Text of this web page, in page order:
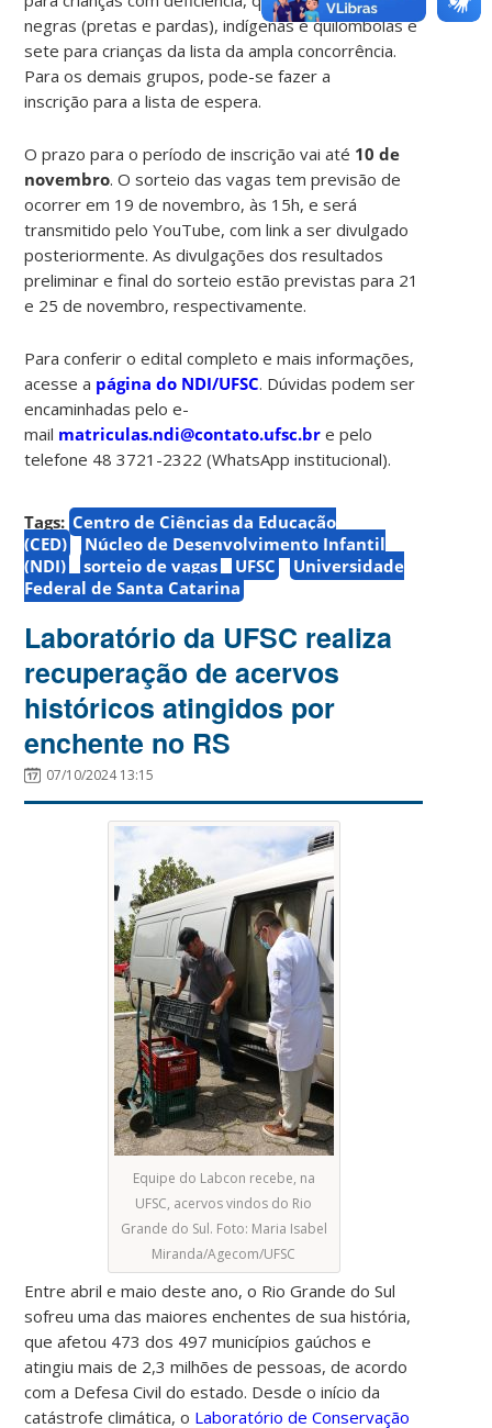
negras (pretas e pardas), indígenas e quilombolas e
sete para crianças da lista da ampla concorrência.
Para os demais grupos, pode-se fazer a
inscrição para a lista de espera.
O prazo para o período de inscrição vai até 10 de
novembro. O sorteio das vagas tem previsão de
ocorrer em 19 de novembro, às 15h, e será
transmitido pelo YouTube, com link a ser divulgado
posteriormente. As divulgações dos resultados
preliminar e final do sorteio estão previstas para 21
e 25 de novembro, respectivamente.
Para conferir o edital completo e mais informações,
acesse a página do NDI/UFSC. Dúvidas podem ser
encaminhadas pelo e-
mail matriculas.ndi@contato.ufsc.bre pelo
telefone 48 3721-2322 (WhatsApp institucional).
Tags: Centro de Ciências da Educação
(CED)
Núcleo de Desenvolvimento Infantil
(NDI)
sorteio de vagas UFSC
Universidade
Federal de Santa Catarina
Laboratório da UFSC realiza
recuperação de acervos
históricos atingidos por
enchente no RS
07/10/2024 13:15
Equipe do Labcon recebe, na
UFSC, acervos vindos do Rio
Grande do Sul. Foto: Maria Isabel
Miranda/Agecom/UFSC
Entre abril e maio deste ano, o Rio Grande do Sul
sofreu uma das maiores enchentes de sua história,
que afetou 473 dos 497 municípios gaúchos e
atingiu mais de 2,3 milhões de pessoas, de acordo
com a Defesa Civil do estado. Desde o início da
catástrofe climática, o Laboratório de Conservação